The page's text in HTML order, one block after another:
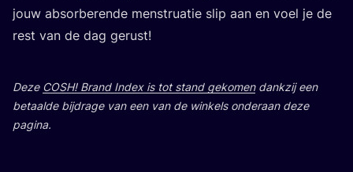
jouw absor­be­ren­de men­stru­a­tie slip aan en voel je de
rest van de dag gerust!
Deze COSH! Brand Index is tot stand geko­mendank­zij een
betaal­de bij­dra­ge van een van de win­kels onder­aan deze
pagina.